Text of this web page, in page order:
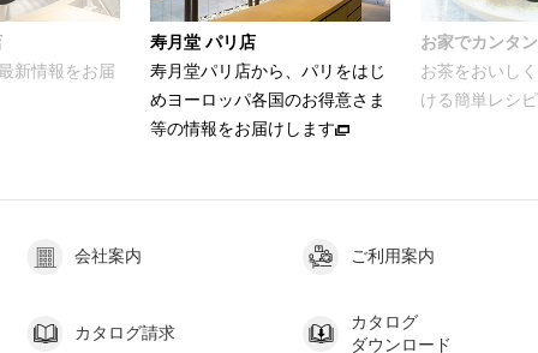
新情報をお届
寿月堂 パリ店
寿月堂パリ店から、パリをはじ
めヨーロッパ各国のお得意さま
等の情報をお届けします
お家でカンタ
お茶をおいし
ける簡単レシ
会社案内 ご利用案内
カタログ請求
カタログ
ダウンロード